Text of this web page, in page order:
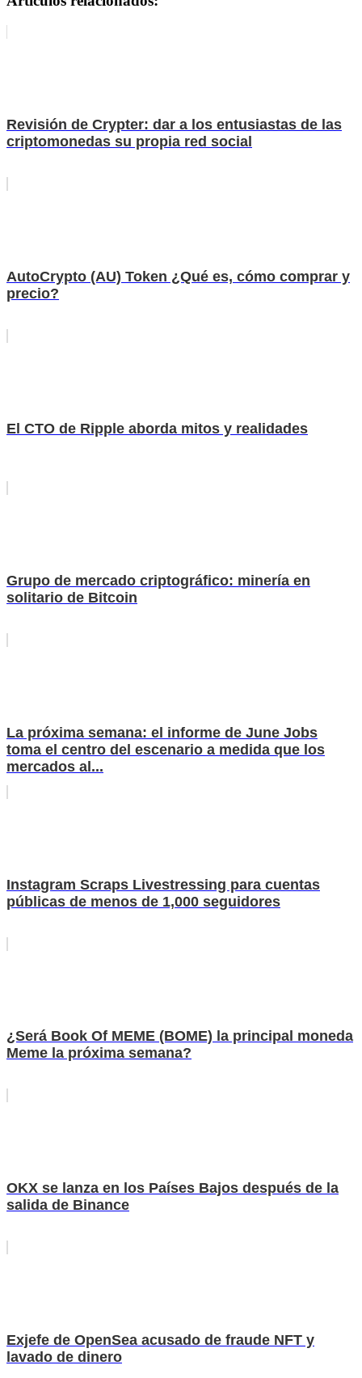
Revisión de Crypter: dar a los entusiastas de las
criptomonedas su propia red social
AutoCrypto (AU) Token ¿Qué es, cómo comprar y
precio?
El CTO de Ripple aborda mitos y realidades
Grupo de mercado criptográfico: minería en
solitario de Bitcoin
La próxima semana: el informe de June Jobs
toma el centro del escenario a medida que los
mercados al...
Instagram Scraps Livestressing para cuentas
públicas de menos de 1,000 seguidores
¿Será Book Of MEME (BOME) la principal moneda
Meme la próxima semana?
OKX se lanza en los Países Bajos después de la
salida de Binance
Exjefe de OpenSea acusado de fraude NFT y
lavado de dinero